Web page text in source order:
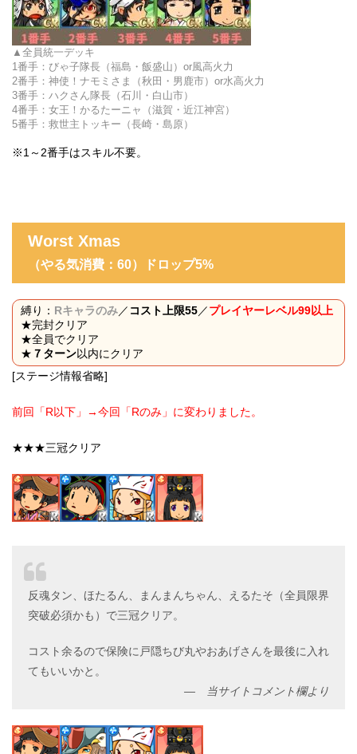
全員統一デッキ
1番手：びゃ子隊長（福島・飯盛山）or風高火力
2番手：神使！ナモミさま（秋田・男鹿市）or水高火力
3番手：ハクさん隊長（石川・白山市）
4番手：女王！かるたーニャ（滋賀・近江神宮）
5番手：救世主トッキー（長崎・島原）
※1～2番手はスキル不要。
Worst Xmas
（やる気消費：60）ドロップ5%
縛り： Rキャラのみ／ コスト上限55／プレイヤーレベル99以上
★完封クリア
★全員でクリア
★ ７ターン以内にクリア
[ステージ情報省略]
前回「R以下」→今回「Rのみ」に変わりました。
★★★三冠クリア
反魂タン、ほたるん、まんまんちゃん、えるたそ（全員限界
突破必須かも）で三冠クリア。
コスト余るので保険に戸隠ちび丸やおあげさんを最後に入れ
てもいいかと。
当サイトコメント欄より